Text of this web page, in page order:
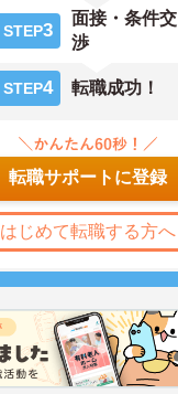
STEP3
面接・条件交
渉
STEP4 転職成功！
転職サポートに登録
はじめて転職する方へ